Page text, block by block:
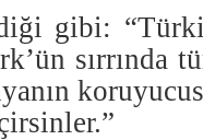
gibi:
sırrında